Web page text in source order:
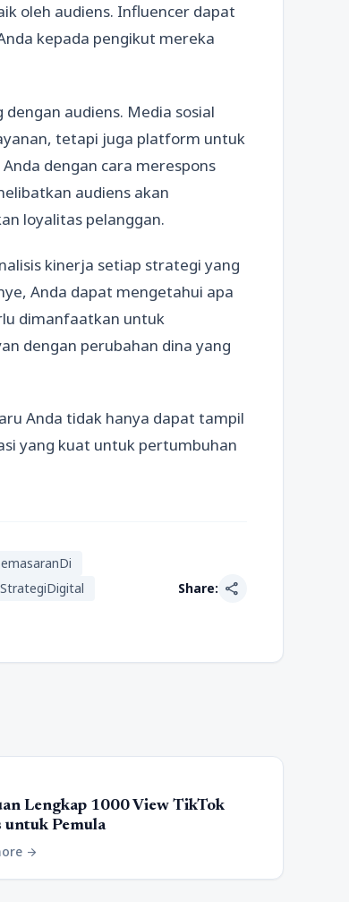
oleh audiens. Influencer dapat
kepada pengikut mereka
audiens. Media sosial
tetapi juga platform untuk
dengan cara merespons
audiens akan
loyalitas pelanggan.
kinerja setiap strategi yang
Anda dapat mengetahui apa
dimanfaatkan untuk
dengan perubahan dina yang
Anda tidak hanya dapat tampil
yang kuat untuk pertumbuhan
StrategiDigital
Share: share
Lengkap 1000 View TikTok
untuk Pemula
arrow_forward